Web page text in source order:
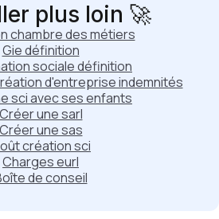
plus loin 🚀
chambre des métiers
Gie définition
sociale définition
d'entreprise indemnités
sci avec ses enfants
Créer une sarl
Créer une sas
création sci
Charges eurl
de conseil